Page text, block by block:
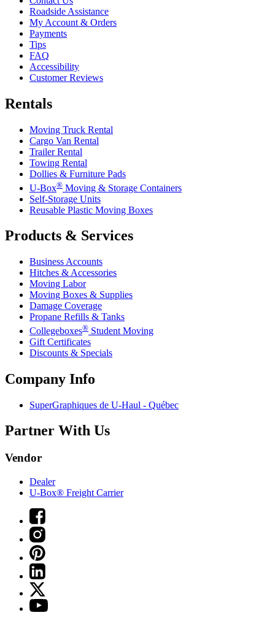
Roadside Assistance
My Account & Orders
Payments
Tips
FAQ
Accessibility
Customer Reviews
Rentals
Moving Truck Rental
Cargo Van Rental
Trailer Rental
Towing Rental
Dollies & Furniture Pads
U-Box® Moving & Storage Containers
Self-Storage Units
Reusable Plastic Moving Boxes
Products & Services
Business Accounts
Hitches & Accessories
Moving Labor
Moving Boxes & Supplies
Damage Coverage
Propane Refills & Tanks
Collegeboxes® Student Moving
Gift Certificates
Discounts & Specials
Company Info
SuperGraphiques de U-Haul - Québec
Partner With Us
Vendor
Dealer
U-Box® Freight Carrier